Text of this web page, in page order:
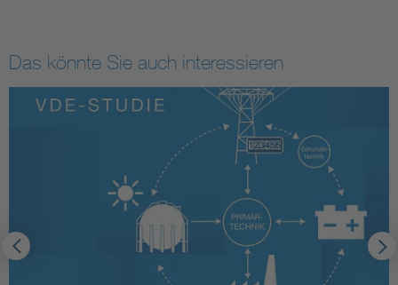
Das könnte Sie auch interessieren